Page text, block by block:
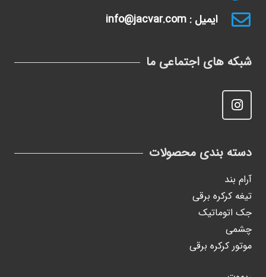
ایمیل : info@jacvar.com
شبکه های اجتماعی ما
دسته بندی محصولات
آرام بند
تیغه کرکره برقی
جک اتوماتیک
چشمی
موتور کرکره برقی